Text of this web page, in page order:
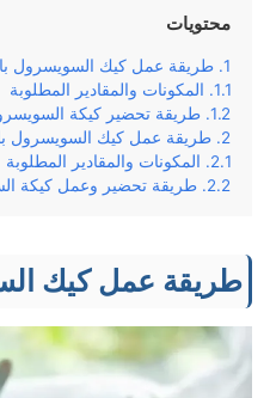
محتويات
طريقة عمل كيك السويسرول
المكونات والمقادير المطلوبة
طريقة تحضير كيكة
طريقة عمل كيك السويسرول
المكونات والمقادير المطلوبة
طريقة تحضير وعمل كيكة
طريقة عمل كيك